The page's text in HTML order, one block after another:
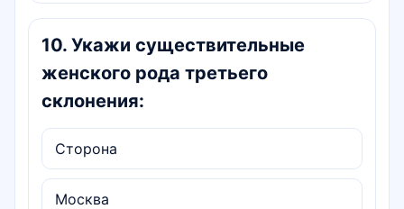
10. Укажи существительные
женского рода третьего
склонения:
Сторона
Москва